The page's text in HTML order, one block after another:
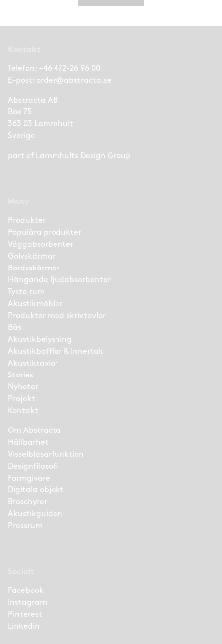
Telefon: +46 472-26 96 00
E-post: order@abstracta.se
Abstracta AB
Box 75
363 03 Lammhult
Sverige
part of Lammhults Design Group
Produkter
Populära produkter
Väggabsorbenter
Golvskärmar
Bordsskärmar
Hängande ljudabsorbenter
Tysta rum
Akustikmöbler
Produkter med skrivtavlor
Bås
Akustikbelysning
Akustikbafflar & Innertak
Akustiktavlor
Stories
Nyheter
Projekt
Kontakt
Om Abstracta
Hållbarhet
Visselblåsarfunktion
Designfilosofi
Formgivare
Digitala objekt
Broschyrer
Akustikguiden
Pressrum
Facebook
Instagram
Pinterest
Linkedin